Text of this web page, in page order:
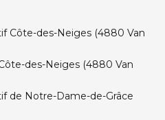
Côte-des-Neiges (4880 Van
des-Neiges (4880 Van
de Notre-Dame-de-Grâce